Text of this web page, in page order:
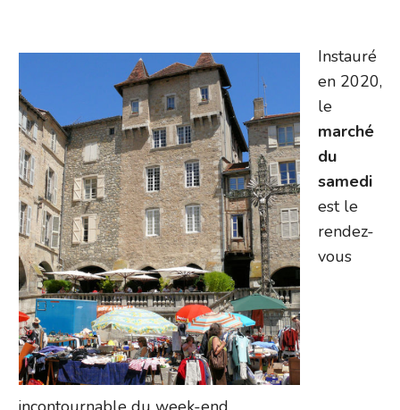
Instauré
en 2020,
le
marché
du
samedi
est le
rendez-
vous